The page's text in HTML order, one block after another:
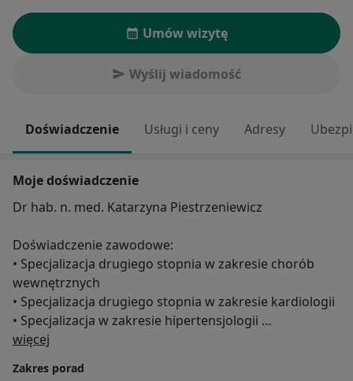
Umów wizytę
Wyślij wiadomość
Doświadczenie Usługi i ceny Adresy
Moje doświadczenie
Dr hab. n. med. Katarzyna Piestrzeniewicz
Doświadczenie zawodowe:
• Specjalizacja drugiego stopnia w zakresie chorób
wewnętrznych
• Specjalizacja drugiego stopnia w zakresie kardiologii
• Specjalizacja w zakresie hipertensjologii
• Status eksperta Sekcji Echokardiografii Polskiego
• Stopień doktora habilitowanego nauk medycznych w
więcej
Zakres porad